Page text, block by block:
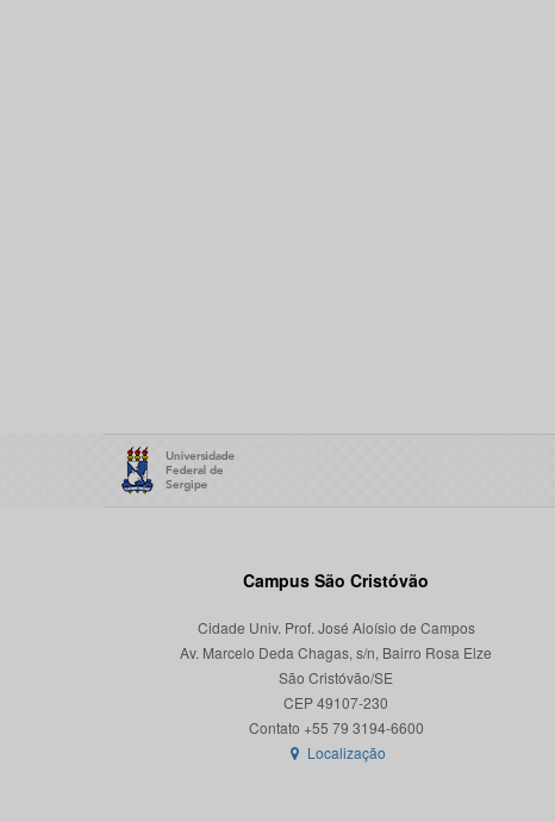
Campus São Cristóvão
Cidade Univ. Prof. José Aloísio de Campos
Av. Marcelo Deda Chagas, s/n, Bairro Rosa Elze
São Cristóvão/SE
CEP 49107-230
Localização